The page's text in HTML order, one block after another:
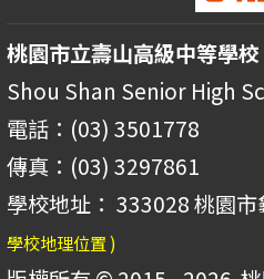
桃園市立壽山高級中等學校
Shou Shan Senior High
電話：(03) 3501778
傳真：(03) 3297861
學校地址： 333028 桃園
學校地理位置 )